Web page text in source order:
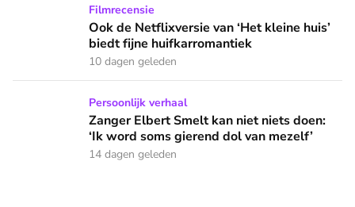
Ook de Netflixversie van ‘Het kleine huis’ biedt fijne
Filmrecensie
Ook de Netflixversie van ‘Het kleine huis’
biedt fijne huifkarromantiek
10 dagen geleden
Zanger Elbert Smelt kan niet niets doen: ‘Ik word soms
Persoonlijk verhaal
Zanger Elbert Smelt kan niet niets doen:
‘Ik word soms gierend dol van mezelf’
14 dagen geleden